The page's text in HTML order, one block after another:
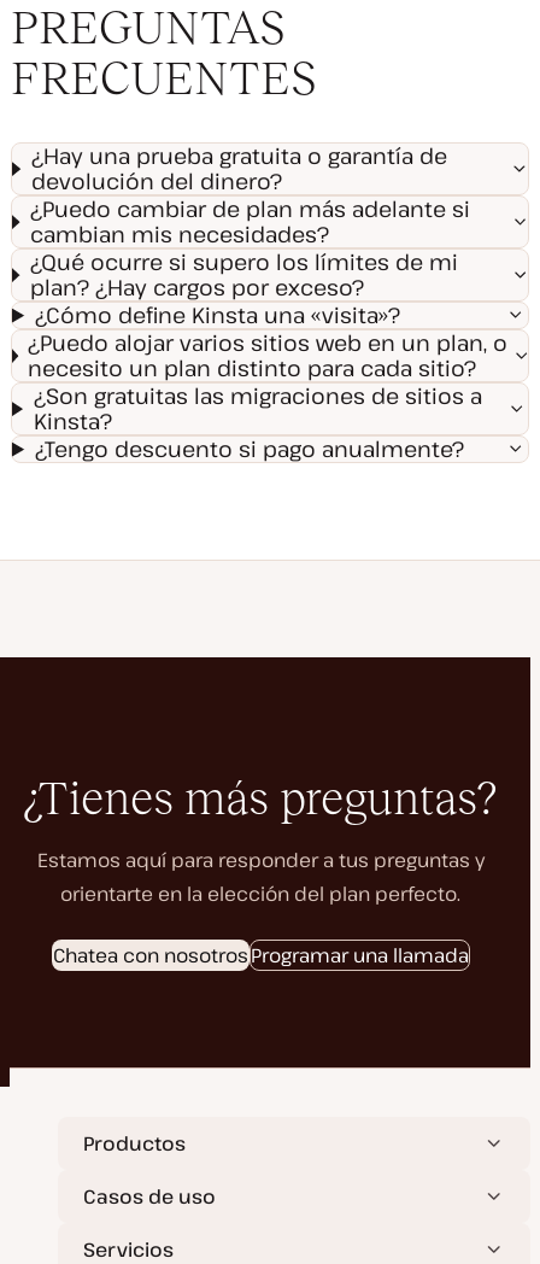
PREGUNTAS
FRECUENTES
¿Hay una prueba gratuita o garantía de
devolución del dinero?
¿Puedo cambiar de plan más adelante si
cambian mis necesidades?
¿Qué ocurre si supero los límites de mi
plan? ¿Hay cargos por exceso?
¿Cómo define Kinsta una «visita»?
¿Puedo alojar varios sitios web en un plan, o
necesito un plan distinto para cada sitio?
¿Son gratuitas las migraciones de sitios a
Kinsta?
¿Tengo descuento si pago anualmente?
¿Tienes más preguntas?
Estamos aquí para responder a tus preguntas y
orientarte en la elección del plan perfecto.
Chatea con nosotrosProgramar una llamada
Productos
Casos de uso
Servicios